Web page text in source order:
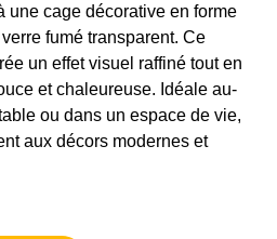
une cage décorative en forme
fumé transparent. Ce
un effet visuel raffiné tout en
et chaleureuse. Idéale au-
ou dans un espace de vie,
aux décors modernes et